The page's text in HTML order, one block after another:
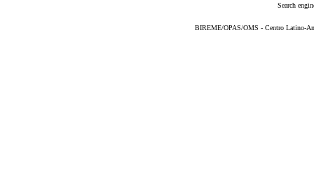
Search
BIREME/OPAS/OMS - Centro Latino-